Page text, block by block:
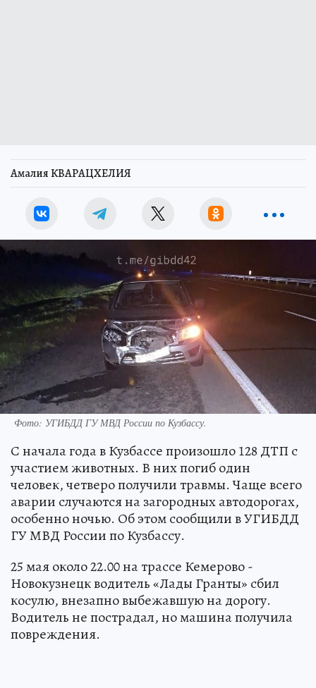
Амалия КВАРАЦХЕЛИЯ
Фото: УГИБДД ГУ МВД России по Кузбассу.
С начала года в Кузбассе произошло 128 ДТП с
участием животных. В них погиб один
человек, четверо получили травмы. Чаще всего
аварии случаются на загородных автодорогах,
особенно ночью. Об этом сообщили в УГИБДД
ГУ МВД России по Кузбассу.
25 мая около 22.00 на трассе Кемерово -
Новокузнецк водитель «Лады Гранты» сбил
косулю, внезапно выбежавшую на дорогу.
Водитель не пострадал, но машина получила
повреждения.